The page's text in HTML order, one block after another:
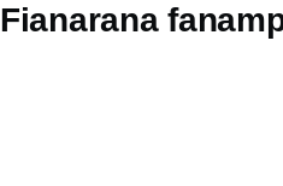
Fianarana